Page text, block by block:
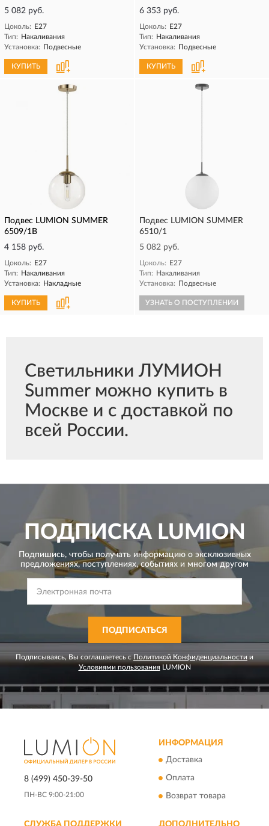
5 082 руб.
Цоколь: E27
Тип: Накаливания
Установка: Подвесные
КУПИТЬ
6 353 руб.
Цоколь: E27
Тип: Накаливания
Установка: Подвесные
КУПИТЬ
Подвес LUMION SUMMER
6509/1B
4 158 руб.
Цоколь: E27
Тип: Накаливания
Установка: Накладные
КУПИТЬ
Подвес LUMION SUMMER
6510/1
5 082 руб.
Цоколь: E27
Тип: Накаливания
Установка: Подвесные
УЗНАТЬ О ПОСТУПЛЕНИИ
Светильники ЛУМИОН
Summer можно купить в
Москве и с доставкой по
всей России.
ПОДПИСКАLUMION
Подпишись, чтобы получать информацию о эксклюзивных
предложениях,поступлениях, событиях и многом другом
ПОДПИСАТЬСЯ
Подписываясь, Вы соглашаетесь сПолитикой Конфиденциальности и
Условиями пользованияLUMION
8 (499) 450-39-50
ПН-ВС 9:00-21:00
ИНФОРМАЦИЯ
Доставка
Оплата
Возврат товара
СЛУЖБА ПОДДЕРЖКИ ДОПОЛНИТЕЛЬНО